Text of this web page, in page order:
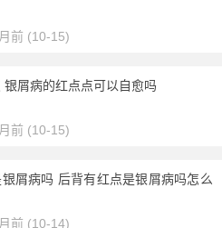
前 (10-15)
银屑病的红点点可以自愈吗
前 (10-15)
屑病吗 后背有红点是银屑病吗怎么
前 (10-14)